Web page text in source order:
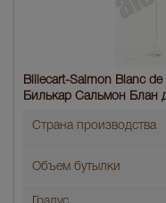
Billecart-Salmon Blanc
Билькар Сальмон Блан
Страна производства
Объем бутылки